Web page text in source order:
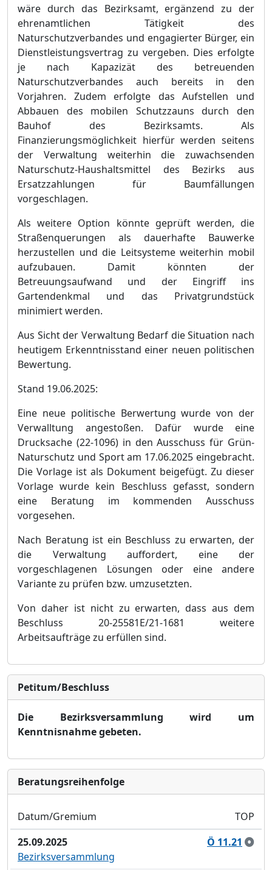
wäre durch das Bezirksamt, ergänzend zu der
ehrenamtlichen Tätigkeit des
Naturschutzverbandes und engagierter Bürger, ein
Dienstleistungsvertrag zu vergeben. Dies erfolgte
je nach Kapazizät des betreuenden
Naturschutzverbandes auch bereits in den
Vorjahren. Zudem erfolgte das Aufstellen
und
Abbauen des mobilen Schutzzauns durch den
Bauhof des Bezirksamts. Als
Finanzierungsmöglichkeit hierfür werden seitens
der Verwaltung weiterhin die zuwachsenden
Naturschutz-Haushaltsmittel des Bezirks aus
Ersatzzahlungen für Baumfällungen
vorgeschlagen.
Als weitere Option könnte geprüft werden, die
Straßenquerungen als dauerhafte Bauwerke
herzustellen und die Leitsysteme weiterhin mobil
aufzubauen. Damit könnten der
Betreuungsaufwand und der Eingriff ins
Gartendenkmal und das Privatgrundstück
minimiert werden.
Aus Sicht der Verwaltung Bedarf die Situation nach
heutigem Erkenntnisstand einer neuen politischen
Bewertung.
Stand 19.06.2025:
Eine neue politische Berwertung wurde von der
Verwalltung angestoßen. Dafür wurde eine
Drucksache (22-1096) in den Ausschuss für Grün-
Naturschutz und Sport am 17.06.2025 eingebracht.
Die Vorlage ist als Dokument beigefügt. Zu dieser
Vorlage wurde kein Beschluss gefasst, sondern
eine Beratung im kommenden Ausschuss
vorgesehen.
Nach Beratung ist ein Beschluss zu erwarten, der
die Verwaltung auffordert, eine der
vorgeschlagenen Lösungen oder eine andere
Variante zu prüfen bzw. umzusetzten.
Von daher ist nicht zu erwarten, dass aus dem
Beschluss 20-25581E/21-1681 weitere
Arbeitsaufträge zu erfüllen sind.
Petitum/Beschluss
Die Bezirksversammlung wird um
Kenntnisnahme gebeten.
Bera­tungs­reihen­folge
Datum/Gremium
TOP
25.09.2025
Ö 11.21
Bezirksversammlung